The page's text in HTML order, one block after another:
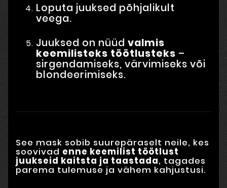
Loputa juuksed põhjalikult
veega.
Juuksed on nüüd valmis
keemilisteks töötlusteks –
sirgendamiseks, värvimiseks või
blondeerimiseks.
See mask sobib suurepäraselt neile, kes
soovivad enne keemilist töötlust
juukseid kaitsta ja taastada, tagades
parema tulemuse ja vähem kahjustusi.